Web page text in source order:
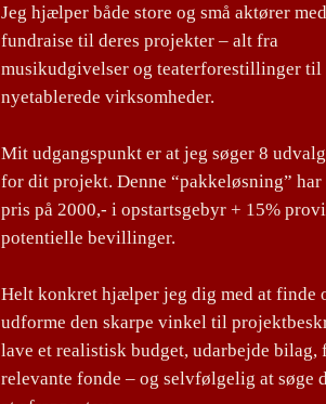
Jeg hjælper både store og små aktører
fundraise til deres projekter – alt fra
musikudgivelser og teaterforestillinger til
nyetablerede virksomheder.
Mit udgangspunkt er at jeg søger 8
for dit projekt. Denne “pakkeløsning” har
pris på 2000,- i opstartsgebyr + 15%
potentielle bevillinger.
Helt konkret hjælper jeg dig med at finde
udforme den skarpe vinkel til
lave et realistisk budget, udarbejde bilag,
relevante fonde – og selvfølgelig at søge